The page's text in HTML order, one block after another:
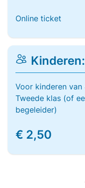
Online ticket
Voor kinderen van
Tweede klas (of
begeleider)
€ 2,50